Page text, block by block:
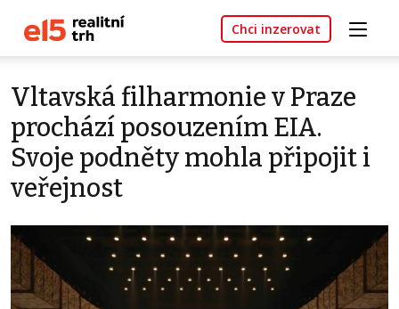
Chci inzerovat
Vltavská filharmonie v Praze
prochází posouzením EIA.
Svoje podněty mohla připojit i
veřejnost